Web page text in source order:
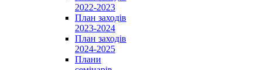
2022-2023
План заходів
2023-2024
План заходів
2024-2025
Плани